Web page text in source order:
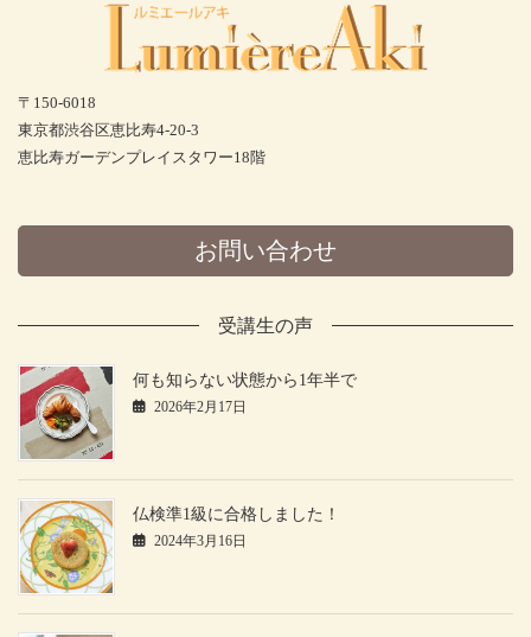
〒150-6018
東京都渋谷区恵比寿4-20-3
恵比寿ガーデンプレイスタワー18階
お問い合わせ
受講生の声
何も知らない状態から1年半で
2026年2月17日
仏検準1級に合格しました！
2024年3月16日